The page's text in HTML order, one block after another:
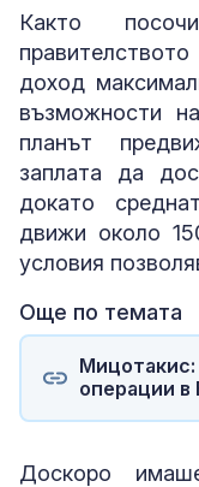
Както
доход
възможности
планът
заплата да
докато
движи около
условия
Още по темата
Мицотакис:
операции в
Доскоро